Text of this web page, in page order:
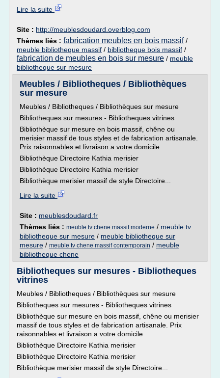
Lire la suite
Site : http://meublesdoudard.overblog.com
Thèmes liés : fabrication meubles en bois massif/
meuble bibliotheque massif / bibliotheque bois massif /
fabrication de meubles en bois sur mesure / meuble
bibliotheque sur mesure
Meubles / Bibliotheques / Bibliothèques
sur mesure
Meubles / Bibliotheques / Bibliothèques sur mesure
Bibliotheques sur mesures - Bibliotheques vitrines
Bibliothèque sur mesure en bois massif, chêne ou
merisier massif de tous styles et de fabrication artisanale.
Prix raisonnables et livraison a votre domicile
Bibliothèque Directoire Kathia merisier
Bibliothèque Directoire Kathia merisier
Bibliothèque merisier massif de style Directoire...
Lire la suite
Site : meublesdoudard.fr
Thèmes liés : meuble tv chene massif moderne / meuble tv
bibliotheque sur mesure / meuble bibliotheque sur
mesure / meuble tv chene massif contemporain / meuble
bibliotheque chene
Bibliotheques sur mesures - Bibliotheques
vitrines
Meubles / Bibliotheques / Bibliothèques sur mesure
Bibliotheques sur mesures - Bibliotheques vitrines
Bibliothèque sur mesure en bois massif, chêne ou merisier
massif de tous styles et de fabrication artisanale. Prix
raisonnables et livraison a votre domicile
Bibliothèque Directoire Kathia merisier
Bibliothèque Directoire Kathia merisier
Bibliothèque merisier massif de style Directoire...